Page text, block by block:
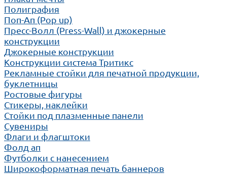
Полиграфия
Поп-Ап (Pop up)
Пресс-Волл (Press-Wall) и джокерные
конструкции
Джокерные конструкции
Конструкции система Тритикс
Рекламные стойки для печатной продукции,
буклетницы
Ростовые фигуры
Стикеры, наклейки
Стойки под плазменные панели
Сувениры
Флаги и флагштоки
Фолд ап
Футболки с нанесением
Широкоформатная печать баннеров